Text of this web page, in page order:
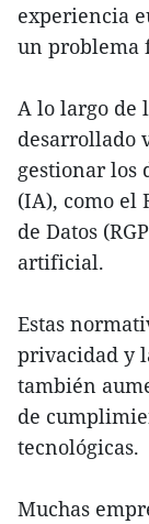
experiencia
un problema
A lo largo de
desarrollado
gestionar
(IA), como el
de Datos
artificial.
Estas
privacidad y
también
de
tecnológicas.
Muchas